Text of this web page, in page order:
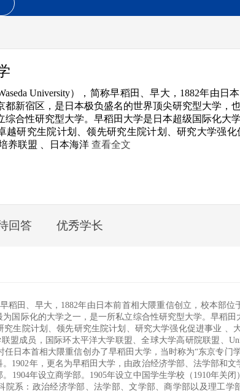
University），简称早稻田、早大，1882年由日
都新宿区，是日本极负盛名的世界顶尖研究型大学，
综合性研究型大学。早稻田大学是日本超级国际化大
越研究生院计划、领先研究生院计划、研究大学强
养联盟 、日本海洋 查看全文
回答 优秀学长
稻田、早大，1882年由日本前首相大隈重信创立，校本部
国际化的大学之一，是一所私立综合性研究型大学。早稻
生院计划、领先研究生院计划、研究大学强化促进事业 、
盟成员，国际环太平洋大学联盟、全球大学高研院联盟、
任日本首相大隈重信创办了早稻田大学，当时称为“东京专门
1902年，更名为早稻田大学，由政治经济学部、法学部和
1904年设立商学部。1905年设立中国学生学校（1910年关闭
院系：政治经济学部、法学部、文学部、商学部以及理工学